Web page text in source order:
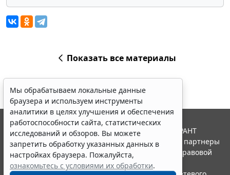
Показать все материалы
Мы обрабатываем локальные данные
браузера и используем инструменты
аналитики в целях улучшения и обеспечения
работоспособности сайта, статистических
исследований и обзоров. Вы можете
запретить обработку указанных данных в
настройках браузера. Пожалуйста,
ознакомьтесь с условиями их обработки.
© ООО "НПП "ГАРАНТ-СЕРВИС", 2026. Система ГАРАНТ
выпускается с 1990 года. Компания "Гарант" и ее партнеры
являются участниками Российской ассоциации правовой
информации ГАРАНТ.